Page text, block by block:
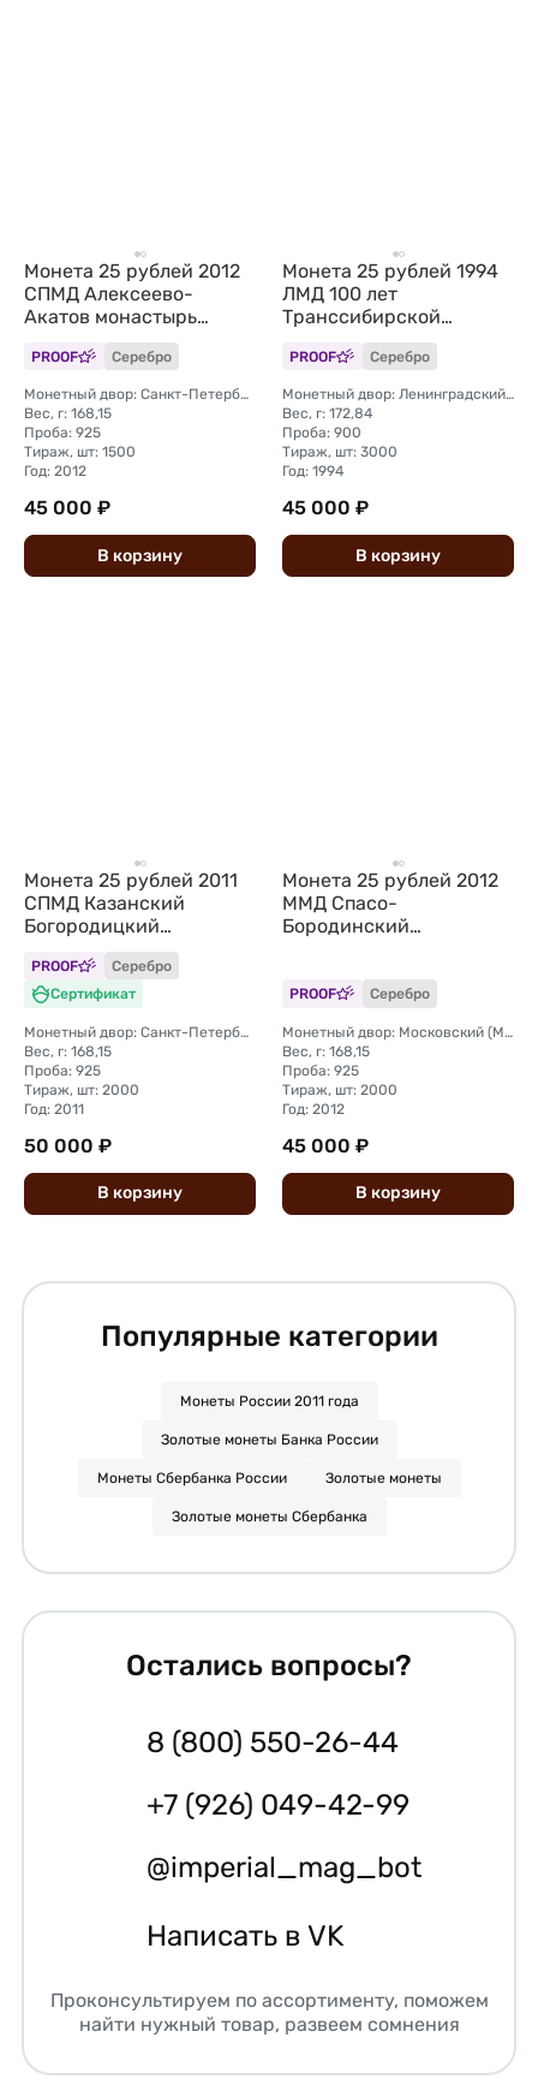
Монета 25 рублей 2012
СПМД Алексеево-
Акатов монастырь
Воронеж
PROOF Серебро
Монетный двор: Санкт-Петербургский (СПМД)
Вес, г: 168,15
Проба: 925
Тираж, шт: 1500
Год: 2012
45 000 ₽
В корзину
Монета 25 рублей 1994
ЛМД 100 лет
Транссибирской
магистрали Укладка
PROOF Серебро
Монетный двор: Ленинградский (ЛМД)
Вес, г: 172,84
Проба: 900
Тираж, шт: 3000
Год: 1994
45 000 ₽
В корзину
Монета 25 рублей 2011
СПМД Казанский
Богородицкий
монастырь
PROOF
Серебро
Сертификат
Монетный двор: Санкт-Петербургский (СПМД)
Вес, г: 168,15
Проба: 925
Тираж, шт: 2000
Год: 2011
50 000 ₽
В корзину
Монета 25 рублей 2012
ММД Спасо-
Бородинский
PROOF Серебро
Монетный двор: Московский (ММД)
Вес, г: 168,15
Проба: 925
Тираж, шт: 2000
Год: 2012
45 000 ₽
В корзину
Популярные категории
Монеты России 2011 года
Золотые монеты Банка России
Монеты Сбербанка России Золотые монеты
Золотые монеты Сбербанка
Остались вопросы?
8 (800) 550-26-44
+7 (926) 049-42-99
@imperial_mag_bot
Написать в VK
Проконсультируем по ассортименту, поможем
найти нужный товар, развеем сомнения